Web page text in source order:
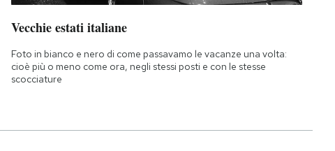
Vecchie estati italiane
Foto in bianco e nero di come passavamo le vacanze una volta:
cioè più o meno come ora, negli stessi posti e con le stesse
scocciature